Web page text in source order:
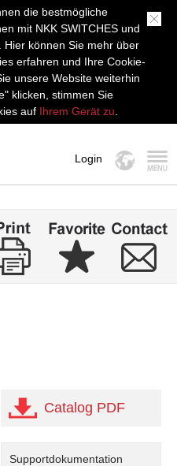
die bestmögliche
mit NKK SWITCHES und
können Sie mehr über
erfahren und Ihre Cookie-
unsere Website weiterhin
klicken, stimmen Sie
auf Ihrem Gerät zu
Login
Catalog PDF
Supportdokumentation